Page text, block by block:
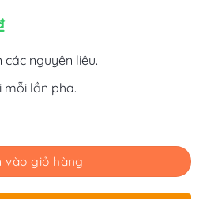
Giá
hiện
là:
400.000₫.
các nguyên liệu.
mỗi lần pha.
vào giỏ hàng